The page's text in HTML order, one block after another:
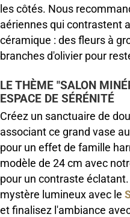
les côtés. Nous
aériennes qui contrastent
céramique : des fleurs à
branches d'olivier pour
LE THÈME "SALON
ESPACE DE SÉRÉNITÉ
Créez un sanctuaire de
associant ce grand vase
pour un effet de famille
modèle de 24 cm avec
pour un contraste
mystère lumineux avec le
et finalisez l'ambiance